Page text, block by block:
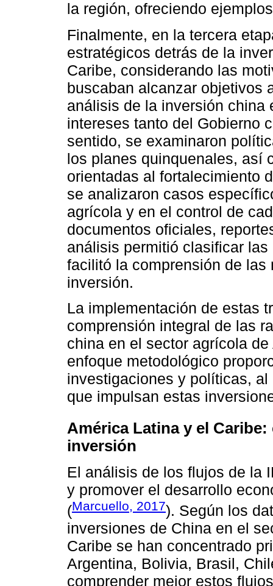
la región, ofreciendo
Finalmente, en la tercera
estratégicos detrás de la
Caribe, considerando las
buscaban alcanzar objetivos
análisis de la inversión china
intereses tanto del Gobierno
sentido, se examinaron
los planes quinquenales, así
orientadas al fortalecimiento
se analizaron casos
agrícola y en el control de
documentos oficiales,
análisis permitió clasificar
facilitó la comprensión de
inversión.
La implementación de estas
comprensión integral de las
china en el sector agrícola
enfoque metodológico
investigaciones y políticas,
que impulsan estas
América Latina y el
inversión
El análisis de los flujos de la
y promover el desarrollo
(Marcuello, 2017). Según los
inversiones de China en el
Caribe se han concentrado
Argentina, Bolivia, Brasil,
comprender mejor estos